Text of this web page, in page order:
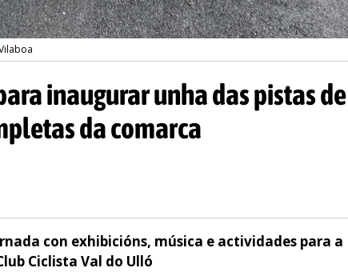
inaugurar unha das pistas de
da comarca
con exhibicións, música e actividades para a
Ciclista Val do Ulló